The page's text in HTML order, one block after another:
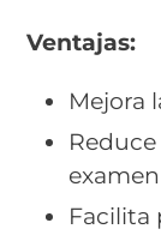
Ventajas:
Mejora
examen
Facilita